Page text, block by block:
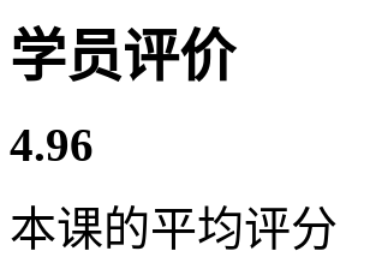
学员评价
4.96
本课的平均评分